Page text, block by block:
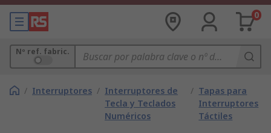
0
Nº ref. fabric.
/ Interruptores / Interruptores de
Tecla y Teclados
Numéricos
/ Tapas para
Interruptores
Táctiles